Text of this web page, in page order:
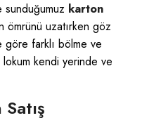
sunduğumuz karton
ömrünü uzatırken göz
farklı bölme ve
kendi yerinde ve